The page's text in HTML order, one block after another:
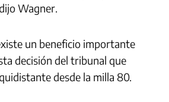
Wagner.
un beneficio importante
decisión del tribunal que
desde la milla 80.